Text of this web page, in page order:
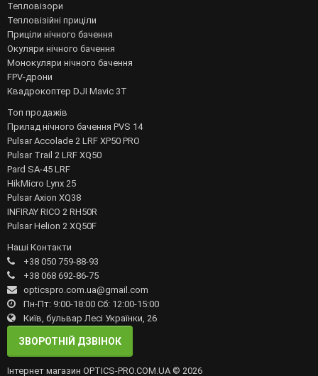
Тепловізори
Тепловізійні приціли
Приціли нічного бачення
Окуляри нічного бачення
Монокуляри нічного бачення
FPV-дрони
Квадрокоптер DJI Mavic 3T
Топ продажів
Прилад нічного бачення PVS 14
Pulsar Accolade 2 LRF XP50 PRO
Pulsar Trail 2 LRF XQ50
Pard SA-45 LRF
HikMicro Lynx 25
Pulsar Axion XQ38
INFIRAY RICO 2 RH50R
Pulsar Helion 2 XQ50F
Наші Контакти
+38 050 759-88-93
+38 068 692-86-75
opticspro.com.ua@gmail.com
Пн-Пт: 9:00-18:00 Сб: 12:00-15:00
Київ, бульвар Лесі Українки, 26
ЗВОРОТНІЙ ДЗВІНОК
Інтернет магазин OPTICS-PRO.COM.UA © 2026